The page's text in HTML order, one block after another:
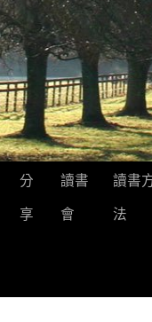
分
享
讀書
會
讀書
法